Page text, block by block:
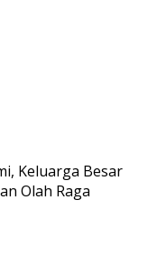
Keluarga Besar
Olah Raga